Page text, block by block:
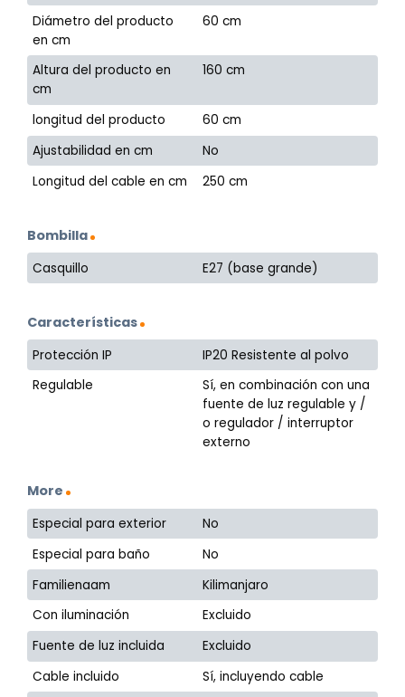
Diámetro del producto
en cm
60 cm
Altura del producto en
cm
160 cm
longitud del producto
60 cm
Ajustabilidad en cm
No
Longitud del cable en cm
250 cm
Bombilla
Casquillo E27 (base grande)
Características
Protección IP
IP20 Resistente al polvo
Regulable
Sí, en combinación con una
fuente de luz regulable y /
o regulador / interruptor
externo
More
Especial para exterior
No
Especial para baño
No
Familienaam
Kilimanjaro
Con iluminación
Excluido
Fuente de luz incluida
Excluido
Cable incluido
Sí, incluyendo cable